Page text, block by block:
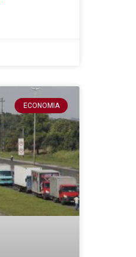
ECONOMIA